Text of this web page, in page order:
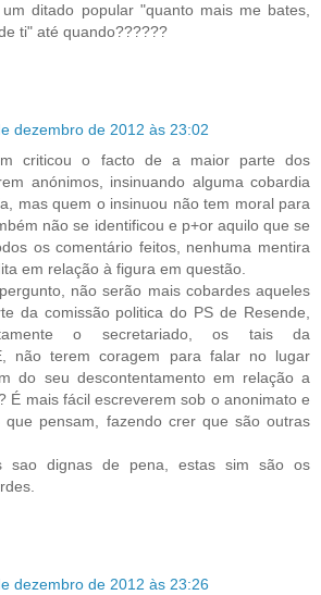
ditado popular "quanto mais me bates,
ti" até quando??????
dezembro de 2012 às 23:02
criticou o facto de a maior parte dos
anónimos, insinuando alguma cobardia
mas quem o insinuou não tem moral para
não se identificou e p+or aquilo que se
os comentário feitos, nenhuma mentira
em relação à figura em questão.
não serão mais cobardes aqueles
da comissão politica do PS de Resende,
o secretariado, os tais da
não terem coragem para falar no lugar
do seu descontentamento em relação a
É mais fácil escreverem sob o anonimato e
que pensam, fazendo crer que são outras
sao dignas de pena, estas sim são os
dezembro de 2012 às 23:26